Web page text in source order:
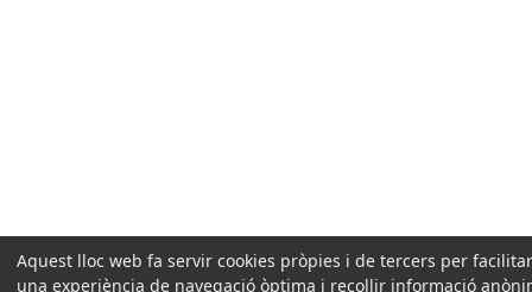
Aquest lloc web fa servir cookies pròpies i de tercers per
una experiència de navegació òptima i recollir informació